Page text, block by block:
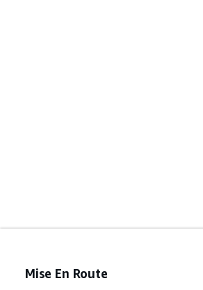
Mise En Route